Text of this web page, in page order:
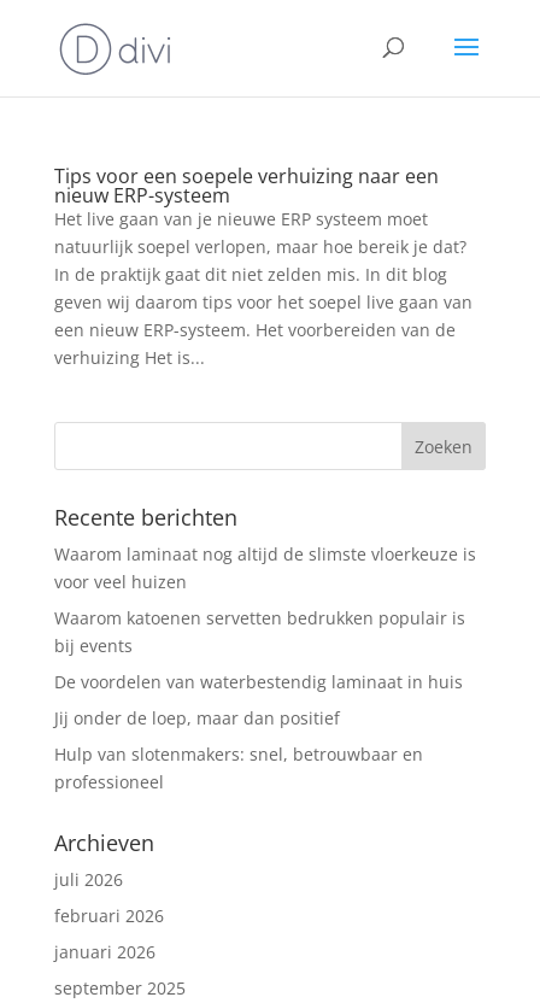
Tips voor een soepele verhuizing naar een
nieuw ERP-systeem
Het live gaan van je nieuwe ERP systeem moet
natuurlijk soepel verlopen, maar hoe bereik je dat?
In de praktijk gaat dit niet zelden mis. In dit blog
geven wij daarom tips voor het soepel live gaan van
een nieuw ERP-systeem. Het voorbereiden van de
verhuizing Het is...
Recente berichten
Waarom laminaat nog altijd de slimste vloerkeuze is
voor veel huizen
Waarom katoenen servetten bedrukken populair is
bij events
De voordelen van waterbestendig laminaat in huis
Jij onder de loep, maar dan positief
Hulp van slotenmakers: snel, betrouwbaar en
professioneel
Archieven
juli 2026
februari 2026
januari 2026
september 2025